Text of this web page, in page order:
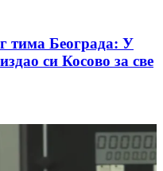
тима Београда: У
си Косово за све